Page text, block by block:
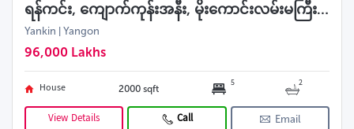
ရန်ကင်း, ကျောက်ကုန်းအနီး, မိုးကောင်းလမ်းမကြီးပေါ်ရှိ 2RCဂရံ လုံးချင်းအရောင်း
Yankin | Yangon
96,000 Lakhs
House 2000 sqft 5 2
View Details Call Email